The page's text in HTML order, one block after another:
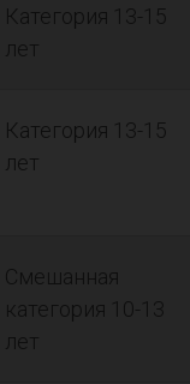
Категория 13-15
лет
Категория 13-15
лет
Смешанная
категория 10-13
лет